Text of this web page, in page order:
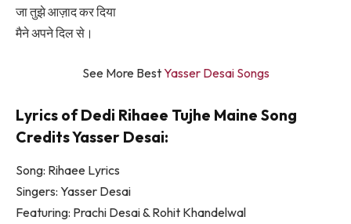
जा तुझे आज़ाद कर दिया
मैने अपने दिल से।
See More BestYasser Desai Songs
Lyrics of Dedi Rihaee Tujhe Maine Song
Credits Yasser Desai:
Song: Rihaee Lyrics
Singers: Yasser Desai
Featuring: Prachi Desai & Rohit Khandelwal